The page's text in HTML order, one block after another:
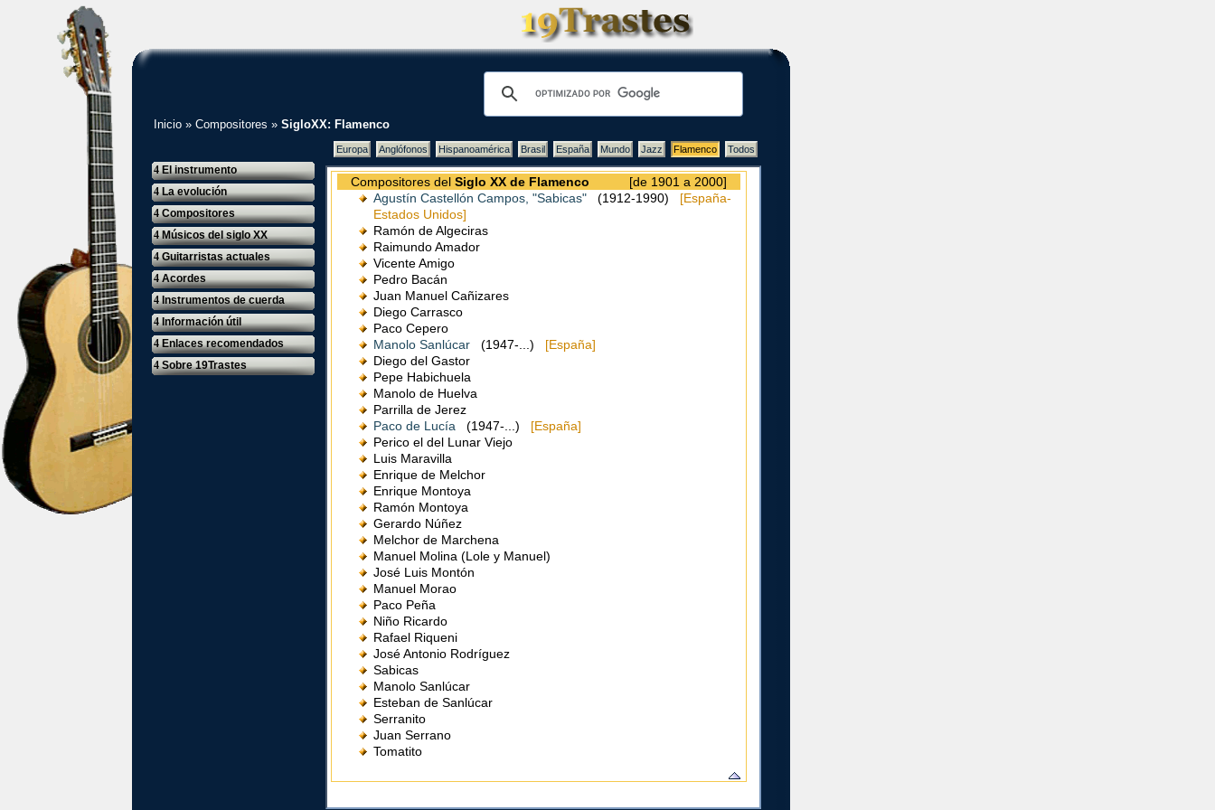
Inicio » Compositores » SigloXX: Flamenco
Europa Anglófonos Hispanoamérica Brasil España Mundo Jazz Flamenco Todos
4El instrumento
4La evolución
4Compositores
4Músicos del siglo XX
4Guitarristas actuales
4Acordes
4Instrumentos de cuerda
4Información útil
4Enlaces recomendados
4Sobre 19Trastes
Compositores del Siglo XX de Flamenco [de 1901 a 2000]
Agustín Castellón Campos, "Sabicas" (1912-1990) [España-
Estados Unidos]
Ramón de Algeciras
Raimundo Amador
Vicente Amigo
Pedro Bacán
Juan Manuel Cañizares
Diego Carrasco
Paco Cepero
Manolo Sanlúcar (1947-...) [España]
Diego del Gastor
Pepe Habichuela
Manolo de Huelva
Parrilla de Jerez
Paco de Lucía (1947-...) [España]
Perico el del Lunar Viejo
Luis Maravilla
Enrique de Melchor
Enrique Montoya
Ramón Montoya
Gerardo Núñez
Melchor de Marchena
Manuel Molina (Lole y Manuel)
José Luis Montón
Manuel Morao
Paco Peña
Niño Ricardo
Rafael Riqueni
José Antonio Rodríguez
Sabicas
Manolo Sanlúcar
Esteban de Sanlúcar
Serranito
Juan Serrano
Tomatito